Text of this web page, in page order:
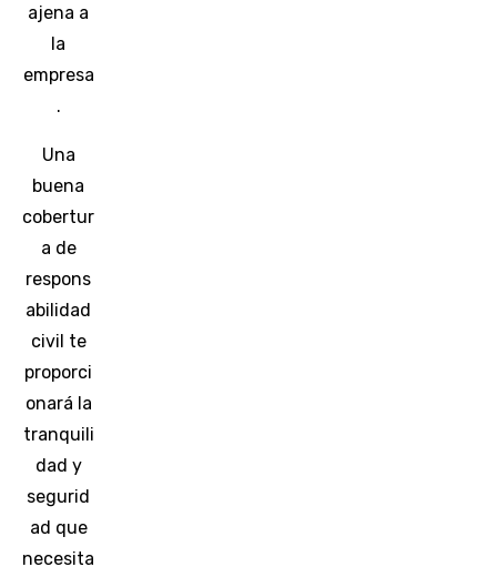
ajena a
la
empresa
.
Una
buena
cobertur
a de
respons
abilidad
civil te
proporci
onará la
tranquili
dad y
segurid
ad que
necesita